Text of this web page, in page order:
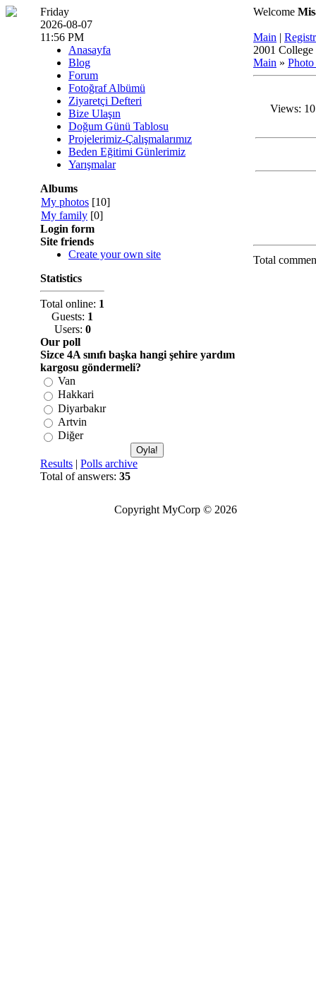
Friday
2026-08-07
11:56 PM
Anasayfa
Blog
Forum
Fotoğraf Albümü
Ziyaretçi Defteri
Bize Ulaşın
Doğum Günü Tablosu
Projelerimiz-Çalışmalarımız
Beden Eğitimi Günlerimiz
Yarışmalar
Albums
My photos [10]
My family [0]
Login form
Site friends
Create your own site
Statistics
Total online: 1
Guests: 1
Users: 0
Our poll
Sizce 4A sınıfı başka hangi şehire yardım
kargosu göndermeli?
Van
Hakkari
Diyarbakır
Artvin
Diğer
Results | Polls archive
Total of answers: 35
Welcome
Main |
2001 College
Main »
Views:
Total
Copyright MyCorp © 2026